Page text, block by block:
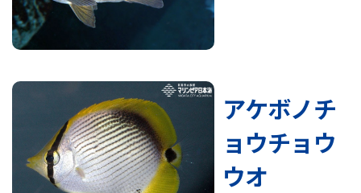
アケボノチ
ョウチョウ
ウオ